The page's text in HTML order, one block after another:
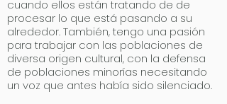
cuando ellos están tratando de de
procesar lo que está pasando a su
alrededor. También, tengo una pasión
para trabajar con las poblaciones de
diversa origen cultural, con la defensa
de poblaciones minorías necesitando
un voz que antes había sido silenciado.